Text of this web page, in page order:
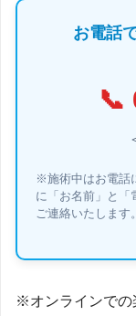
お電話
📞
※施術中はお電話
に「お名前」と「
ご連絡いたします。
※オンラインでの